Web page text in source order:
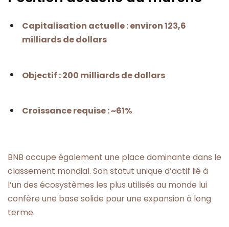
Capitalisation actuelle : environ 123,6
milliards de dollars
Objectif : 200 milliards de dollars
Croissance requise : ~61%
BNB occupe également une place dominante dans le
classement mondial. Son statut unique d’actif lié à
l’un des écosystèmes les plus utilisés au monde lui
confère une base solide pour une expansion à long
terme.